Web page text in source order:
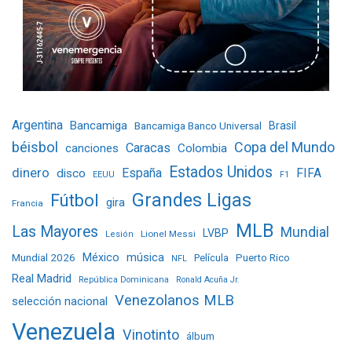
Argentina Bancamiga Bancamiga Banco Universal Brasil
béisbol canciones Caracas Colombia Copa del Mundo
dinero disco EEUU España Estados Unidos F1 FIFA
Francia Fútbol gira Grandes Ligas
Las Mayores Lesión Lionel Messi LVBP MLB Mundial
Mundial 2026 México música NFL Película Puerto Rico
Real Madrid República Dominicana Ronald Acuña Jr.
selección nacional Venezolanos MLB
Venezuela Vinotinto álbum